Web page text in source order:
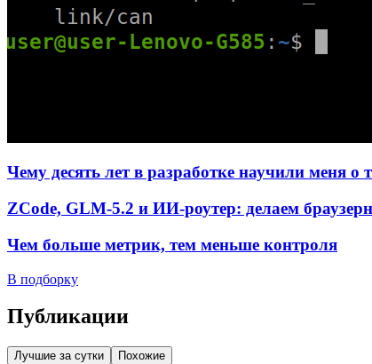
Чему десять лет в разработке научили меня о
ZCode, GLM-5.2 и ИИ-роутер: делаем
Чем больше метрик, тем меньше контроля
В подборку
Публикации
Лучшие за сутки Похожие